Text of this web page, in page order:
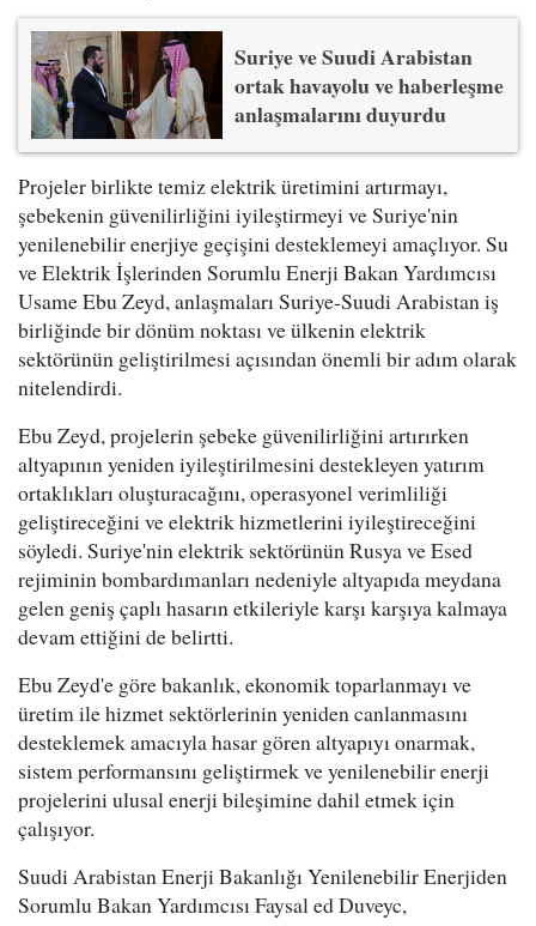
Suriye ve Suudi Arabistan
ortak havayolu ve haberleşme
anlaşmalarını duyurdu
Projeler birlikte temiz elektrik üretimini artırmayı,
şebekenin güvenilirliğini iyileştirmeyi ve Suriye'nin
yenilenebilir enerjiye geçişini desteklemeyi amaçlıyor. Su
ve Elektrik İşlerinden Sorumlu Enerji Bakan Yardımcısı
Usame Ebu Zeyd, anlaşmaları Suriye-Suudi Arabistan iş
birliğinde bir dönüm noktası ve ülkenin elektrik
sektörünün geliştirilmesi açısından önemli bir adım olarak
nitelendirdi.
Ebu Zeyd, projelerin şebeke güvenilirliğini artırırken
altyapının yeniden iyileştirilmesini destekleyen yatırım
ortaklıkları oluşturacağını, operasyonel verimliliği
geliştireceğini ve elektrik hizmetlerini iyileştireceğini
söyledi. Suriye'nin elektrik sektörünün Rusya ve Esed
rejiminin bombardımanları nedeniyle altyapıda meydana
gelen geniş çaplı hasarın etkileriyle karşı karşıya kalmaya
devam ettiğini de belirtti.
Ebu Zeyd'e göre bakanlık, ekonomik toparlanmayı ve
üretim ile hizmet sektörlerinin yeniden canlanmasını
desteklemek amacıyla hasar gören altyapıyı onarmak,
sistem performansını geliştirmek ve yenilenebilir enerji
projelerini ulusal enerji bileşimine dahil etmek için
çalışıyor.
Suudi Arabistan Enerji Bakanlığı Yenilenebilir Enerjiden
Sorumlu Bakan Yardımcısı Faysal ed Duveyc,